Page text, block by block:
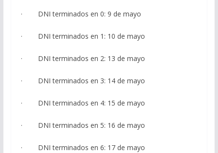
· DNI terminados en 0: 9 de mayo
· DNI terminados en 1: 10 de mayo
· DNI terminados en 2: 13 de mayo
· DNI terminados en 3: 14 de mayo
· DNI terminados en 4: 15 de mayo
· DNI terminados en 5: 16 de mayo
· DNI terminados en 6: 17 de mayo